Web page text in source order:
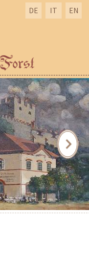
DE IT EN